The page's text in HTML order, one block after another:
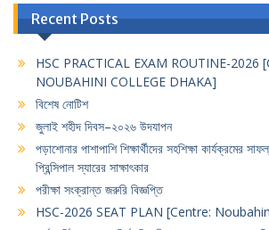
Recent Posts
HSC PRACTICAL EXAM ROUTINE-2026
NOUBAHINI COLLEGE DHAKA]
বিশেষ নোটিশ
জুলাই শহীদ দিবস–২০২৬ উদযাপন
পড়াশোনার পাশাপাশি শিক্ষার্থীদের সহশিক্ষা কার্যক্রমের
প্রিন্সিপাল স্যারের সাক্ষাৎকার
পরীক্ষা সংক্রান্ত জরুরি বিজ্ঞপ্তি
HSC-2026 SEAT PLAN [Centre: